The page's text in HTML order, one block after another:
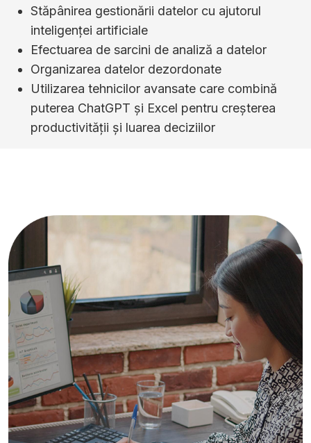
Stăpânirea gestionării datelor cu ajutorul
inteligenței artificiale
Efectuarea de sarcini de analiză a datelor
Organizarea datelor dezordonate
Utilizarea tehnicilor avansate care combină
puterea ChatGPT și Excel pentru creșterea
productivității și luarea deciziilor